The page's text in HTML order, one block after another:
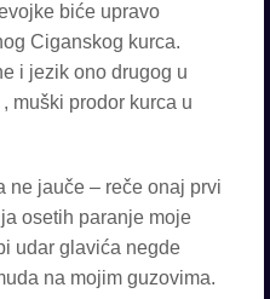
biće upravo
Ciganskog kurca.
i jezik ono drugog u
muški prodor kurca u
ne jauče – reče onaj prvi
osetih paranje moje
udar glavića negde
na mojim guzovima.